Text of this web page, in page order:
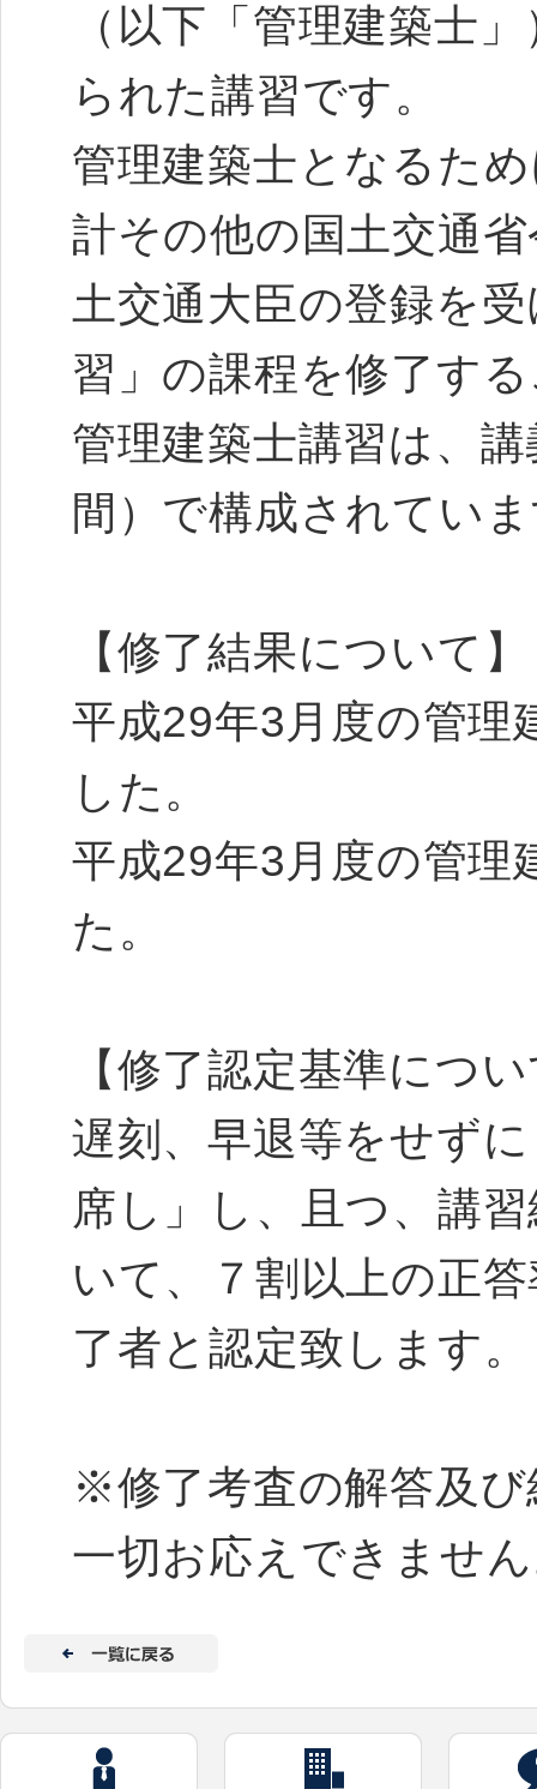
（以下「管理建築士
られた講習です。
管理建築士となるた
計その他の国土交通
土交通大臣の登録を
習」の課程を修了す
管理建築士講習は、
間）で構成されてい
【修了結果について
平成29年3月度の管理
した。
平成29年3月度の管理
た。
【修了認定基準につ
遅刻、早退等をせず
席し」し、且つ、講
いて、７割以上の正
了者と認定致します。
※修了考査の解答及
一切お応えできませ